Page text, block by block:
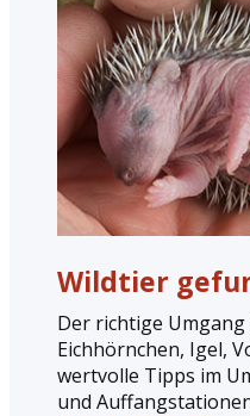
Wildtier
Der richtige
Eichhörnchen, Igel,
wertvolle Tipps im
und